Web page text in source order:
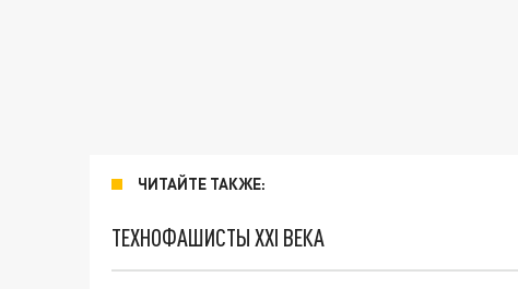
ЧИТАЙТЕ ТАКЖЕ:
ТЕХНОФАШИСТЫ XXI ВЕКА